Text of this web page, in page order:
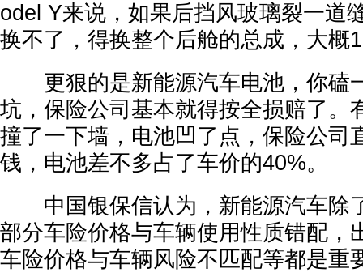
odel Y来说，如果后挡风玻璃裂一道
换不了，得换整个后舱的总成，大概
更狠的是新能源汽车电池，你磕
坑，保险公司基本就得按全损赔了。
撞了一下墙，电池凹了点，保险公司
钱，电池差不多占了车价的40%。
中国银保信认为，新能源汽车除
部分车险价格与车辆使用性质错配，
车险价格与车辆风险不匹配等都是重